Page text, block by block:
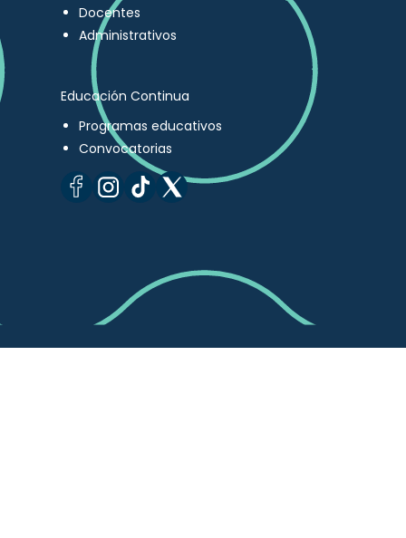
Docentes
Administrativos
Educación Continua
Programas educativos
Convocatorias